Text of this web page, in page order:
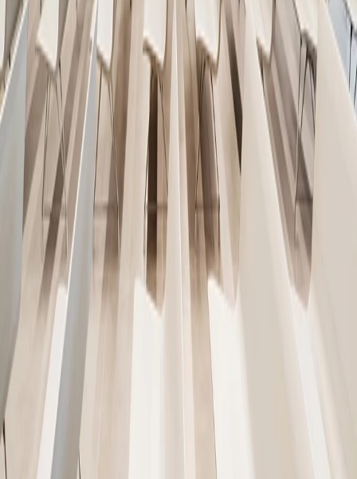
Residencia Great oaks
Cape Town (South Africa) /2024
Ideawood
Camp Nou FCB, Sala de Reuniones
Barcelona (Spain) /
2024
Ideawood
Oficinas Grupo Romeu
Puerto de Valencia/2023
Ideawood
Iglesia San Juan de Ávila
Jerez de la Frontera
2023
Ideawood
Auditorio Caixa Callosa, Edificio Social y Cultural
Callosa d´en Sarrià, Alicante (España)
Ideawood, Ideacustic
Edificio Público
Johanesburg Sudáfrica
Ideawood